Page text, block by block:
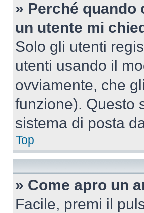
» Perché quando
un utente mi
Solo gli utenti
utenti usando il
ovviamente, che
funzione). Questo
sistema di posta
Top
» Come apro un
Facile, premi il